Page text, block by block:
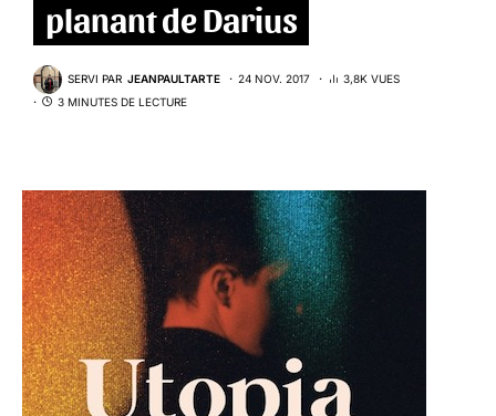
planant de Darius
SERVI PAR JEANPAULTARTE 24 NOV. 2017
3,8K VUES
3 MINUTES DE LECTURE